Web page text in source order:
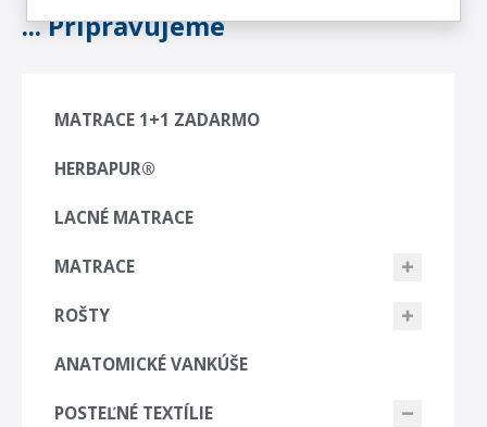
... Připravujeme
MATRACE 1+1 ZADARMO
HERBAPUR®
LACNÉ MATRACE
MATRACE
ROŠTY
ANATOMICKÉ VANKÚŠE
POSTEĽNÉ TEXTÍLIE